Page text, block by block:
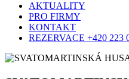
AKTUALITY
PRO FIRMY
KONTAKT
REZERVACE +420 223